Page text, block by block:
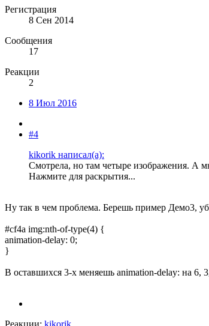
Регистрация
8 Сен 2014
Сообщения
17
Реакции
2
8 Июл 2016
#4
kikorik написал(а):
Смотрела, но там четыре изображения. А
Нажмите для раскрытия...
Ну так в чем проблема. Берешь пример Демо3,
#cf4a img:nth-of-type(4) {
animation-delay: 0;
}
В оставшихся 3-х меняешь animation-delay: на 6,